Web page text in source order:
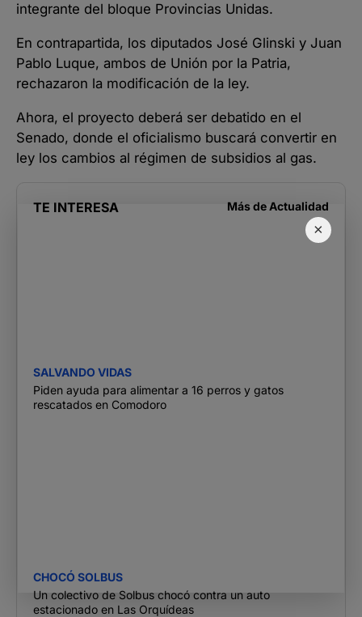
×
integrante del bloque Provincias Unidas.
En contrapartida, los diputados José Glinski y Juan
Pablo Luque, ambos de Unión por la Patria,
rechazaron la modificación de la ley.
Ahora, el proyecto deberá ser debatido en el
Senado, donde el oficialismo buscará convertir en
ley los cambios al régimen de subsidios al gas.
TE INTERESA Más de Actualidad
SALVANDO VIDAS
Piden ayuda para alimentar a 16 perros y gatos
rescatados en Comodoro
CHOCÓ SOLBUS
Un colectivo de Solbus chocó contra un auto
estacionado en Las Orquídeas